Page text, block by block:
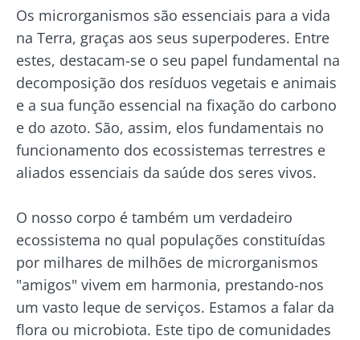
Os microrganismos são essenciais para a vida
na Terra, graças aos seus superpoderes. Entre
estes, destacam-se o seu papel fundamental na
decomposição dos resíduos vegetais e animais
e a sua função essencial na fixação do carbono
e do azoto. São, assim, elos fundamentais no
funcionamento dos ecossistemas terrestres e
aliados essenciais da saúde dos seres vivos.
O nosso corpo é também um verdadeiro
ecossistema no qual populações constituídas
por milhares de milhões de microrganismos
"amigos" vivem em harmonia, prestando-nos
um vasto leque de serviços. Estamos a falar da
flora ou microbiota. Este tipo de comunidades